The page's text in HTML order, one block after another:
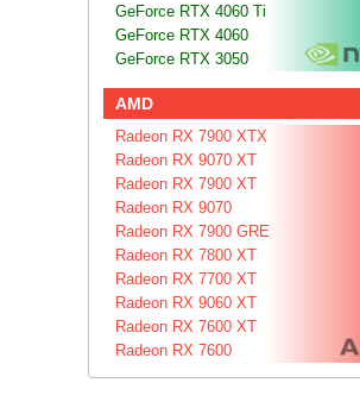
GeForce RTX 4060 Ti
GeForce RTX 4060
GeForce RTX 3050
AMD
Radeon RX 7900 XTX
Radeon RX 9070 XT
Radeon RX 7900 XT
Radeon RX 9070
Radeon RX 7900 GRE
Radeon RX 7800 XT
Radeon RX 7700 XT
Radeon RX 9060 XT
Radeon RX 7600 XT
Radeon RX 7600